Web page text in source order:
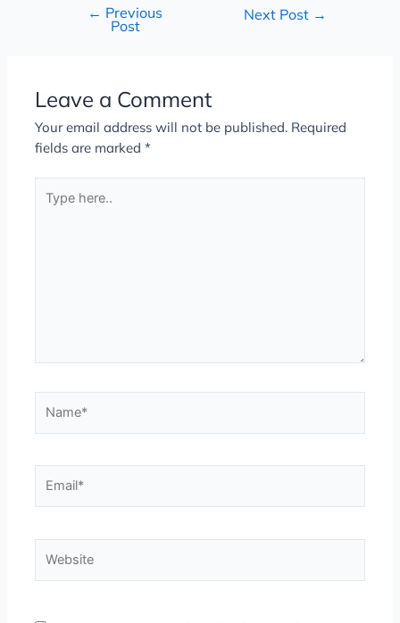
← Previous
Post
Next Post →
Leave a Comment
Your email address will not be published. Required
fields are marked*
here..